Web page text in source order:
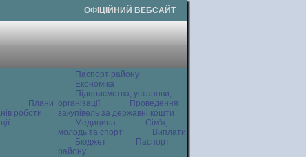
ОФІЦІЙНИЙ ВЕБСАЙТ
Плани
роботи
Паспорт району
Економіка
Підприємства, установи,
організації
Проведення
закупівель за державні кошти
Медицина
Сім'я,
молодь та спорт
Виплати
Бюджет
Паспорт
району